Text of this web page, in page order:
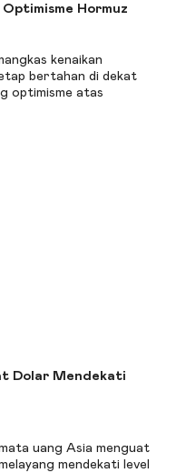
Hormuz
kenaikan
bertahan di dekat
optimisme atas
Dolar Mendekati
uang Asia menguat
mendekati level